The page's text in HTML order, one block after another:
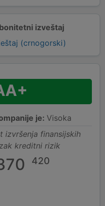
izveštaj
(crnogorski)
je: Visoka
izvršenja finansijskih
kreditni rizik
420